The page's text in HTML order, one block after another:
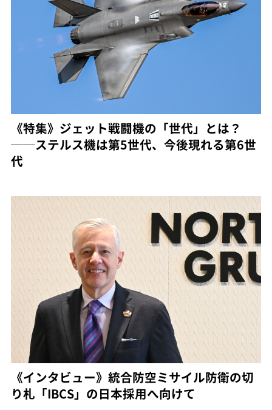
《特集》ジェット戦闘機の「世代」とは？
──ステルス機は第5世代、今後現れる第6世
代
《インタビュー》統合防空ミサイル防衛の切
り札「IBCS」の日本採用へ向けて